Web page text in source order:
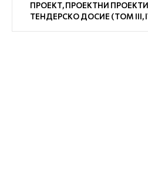
ПРОЕКТ, ПРОЕКТНИ
ТЕНДЕРСКО ДОСИЕ (ТОМ III,